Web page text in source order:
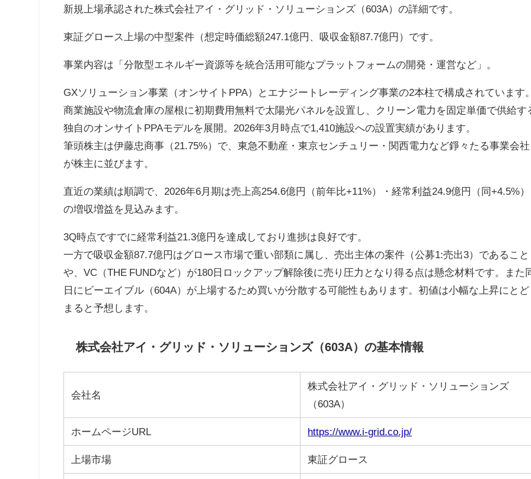
新規上場承認された株式会社アイ・グリッド・ソリューションズ（603A）の詳細です。
東証グロース上場の中型案件（想定時価総額247.1億円、吸収金額87.7億円）です。
事業内容は「分散型エネルギー資源等を統合活用可能なプラットフォームの開発・運営など」。
GXソリューション事業（オンサイトPPA）とエナジートレーディング事業の2本柱で構成されています
商業施設や物流倉庫の屋根に初期費用無料で太陽光パネルを設置し、クリーン電力を固定単価で供給す
独自のオンサイトPPAモデルを展開。2026年3月時点で1,410施設への設置実績があります。
筆頭株主は伊藤忠商事（21.75%）で、東急不動産・東京センチュリー・関西電力など錚々たる事業会社
が株主に並びます。
直近の業績は順調で、2026年6月期は売上高254.6億円（前年比+11%）・経常利益24.9億円（同+4.5%）
の増収増益を見込みます。
3Q時点ですでに経常利益21.3億円を達成しており進捗は良好です。
一方で吸収金額87.7億円はグロース市場で重い部類に属し、売出主体の案件（公募1:売出3）であること
や、VC（THE FUNDなど）が180日ロックアップ解除後に売り圧力となり得る点は懸念材料です。また
日にビーエイブル（604A）が上場するため買いが分散する可能性もあります。初値は小幅な上昇にとど
まると予想します。
株式会社アイ・グリッド・ソリューションズ（603A）の基本情報
会社名
株式会社アイ・グリッド・ソリューションズ
（603A）
ホームページURL https://www.i-grid.co.jp/
上場市場 東証グロース